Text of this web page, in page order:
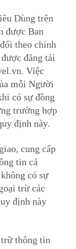
Dùng trên
được Ban
theo chính
đăng tải
Việc
mỗi Người
có sự đồng
trường hợp
định này.
cung cấp
tin cá
có sự
trừ các
định này
thông tin